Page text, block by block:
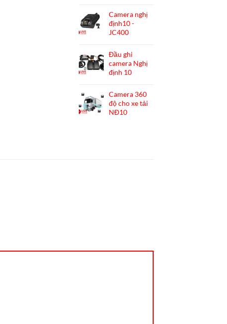
Camera nghị
định10 -
JC400
Đầu ghi
camera Nghị
định 10
Camera 360
độ cho xe tải
NĐ10